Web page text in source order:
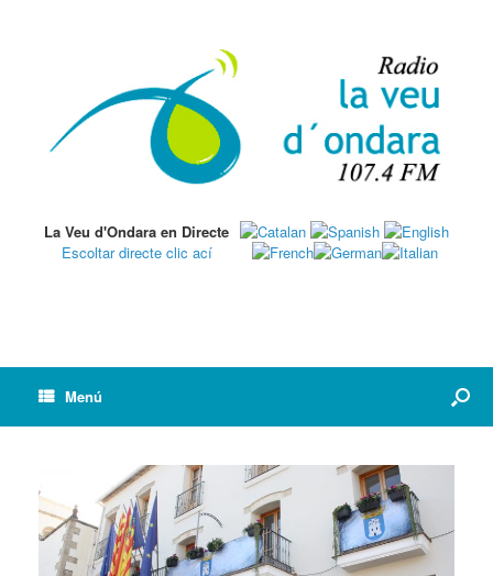
La Veu d'Ondara en Directe
Escoltar directe clic ací
Menú